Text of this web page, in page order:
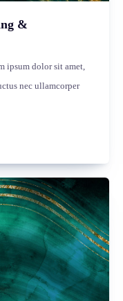
&
ipsum dolor sit amet,
nec ullamcorper